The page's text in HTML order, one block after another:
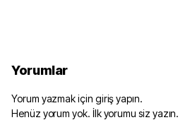
Yorumlar
Yorum yazmak için giriş yapın.
Henüz yorum yok. İlk yorumu siz yazın.